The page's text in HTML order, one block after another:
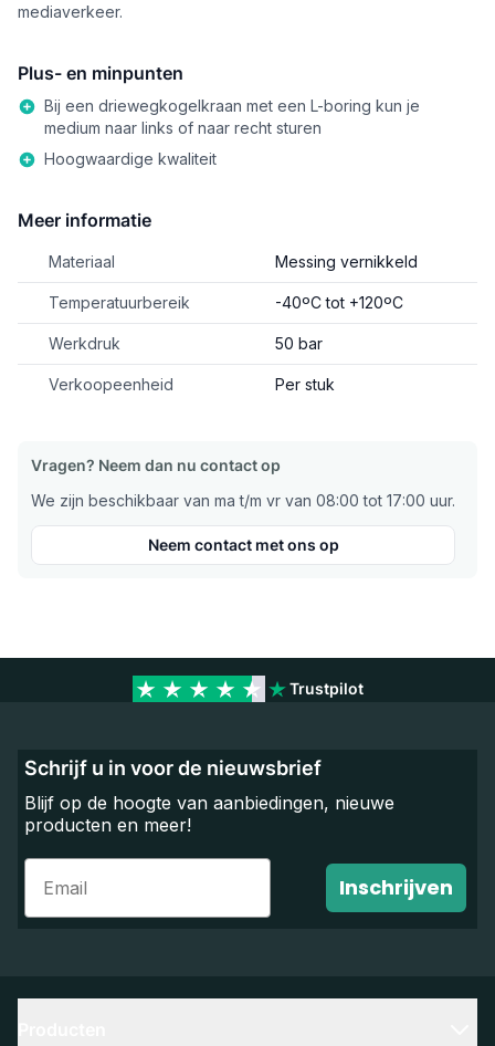
mediaverkeer.
Plus- en minpunten
Bij een driewegkogelkraan met een L-boring kun je
medium naar links of naar recht sturen
Hoogwaardige kwaliteit
Meer informatie
Materiaal Messing vernikkeld
Temperatuurbereik -40ºC tot +120ºC
Werkdruk 50 bar
Verkoopeenheid Per stuk
Vragen? Neem dan nu contact op
We zijn beschikbaar van ma t/m vr van 08:00 tot 17:00 uur.
Neem contact met ons op
Trustpilot
Schrijf u in voor de nieuwsbrief
Blijf op de hoogte van aanbiedingen, nieuwe
producten en meer!
Email
Inschrijven